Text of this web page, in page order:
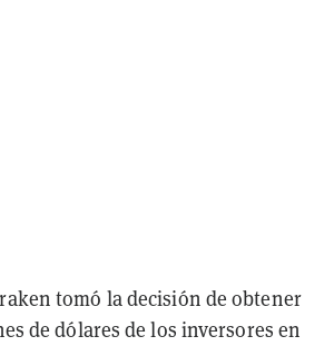
tomó la decisión de obtener
de dólares de los inversores en